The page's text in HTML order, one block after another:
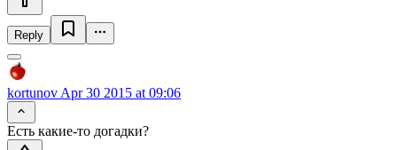
Reply
kortunov Apr 30 2015 at 09:06
Есть какие-то догадки?